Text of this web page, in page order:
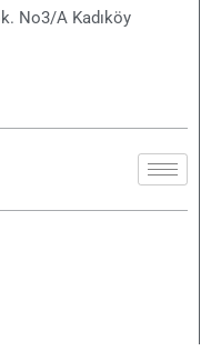
No3/A Kadıköy